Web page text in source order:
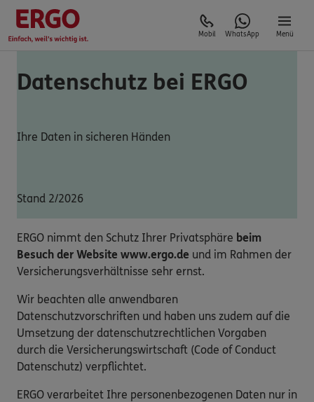
Mobil WhatsApp Menü
Datenschutz bei ERGO
Ihre Daten in sicheren Händen
Stand 2/2026
ERGO nimmt den Schutz Ihrer Privatsphäre beim
Besuch der Website www.ergo.de und im Rahmen der
Versicherungsverhältnisse sehr ernst.
Wir beachten alle anwendbaren
Datenschutzvorschriften und haben uns zudem auf die
Umsetzung der datenschutzrechtlichen Vorgaben
durch die Versicherungswirtschaft (Code of Conduct
Datenschutz) verpflichtet.
ERGO verarbeitet Ihre personenbezogenen Daten nur in